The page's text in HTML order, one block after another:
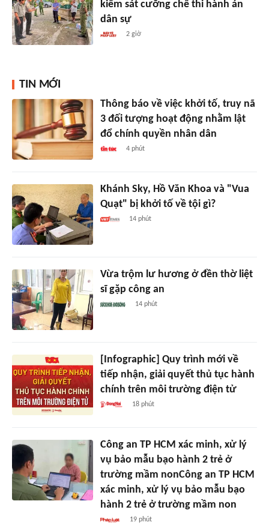
kiểm sát cưỡng chế thi hành án
dân sự
2 giờ
TIN MỚI
Thông báo về việc khởi tố, truy nã
3 đối tượng hoạt động nhằm lật
đổ chính quyền nhân dân
4 phút
Khánh Sky, Hồ Văn Khoa và "Vua
Quạt" bị khởi tố về tội gì?
14 phút
Vừa trộm lư hương ở đền thờ liệt
sĩ gặp công an
14 phút
[Infographic] Quy trình mới về
tiếp nhận, giải quyết thủ tục hành
chính trên môi trường điện tử
18 phút
Công an TP HCM xác minh, xử lý
vụ bảo mẫu bạo hành 2 trẻ ở
trường mầm nonCông an TP HCM
xác minh, xử lý vụ bảo mẫu bạo
hành 2 trẻ ở trường mầm non
19 phút